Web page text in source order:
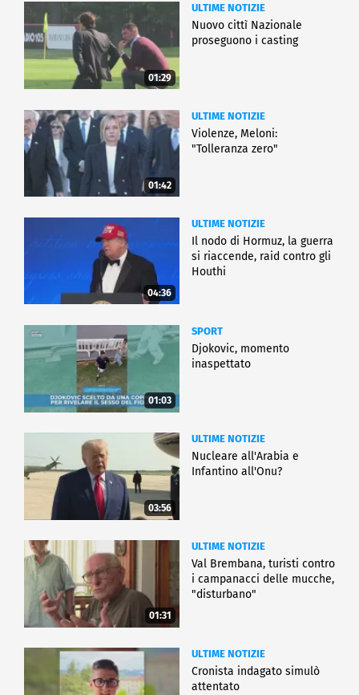
01:29
ULTIME NOTIZIE
Nuovo cittì Nazionale
proseguono i casting
01:42
ULTIME NOTIZIE
Violenze, Meloni:
"Tolleranza zero"
04:36
ULTIME NOTIZIE
Il nodo di Hormuz, la guerra
si riaccende, raid contro gli
Houthi
01:03
SPORT
Djokovic, momento
inaspettato
03:56
ULTIME NOTIZIE
Nucleare all'Arabia e
Infantino all'Onu?
01:31
ULTIME NOTIZIE
Val Brembana, turisti contro
i campanacci delle mucche,
"disturbano"
ULTIME NOTIZIE
Cronista indagato simulò
attentato